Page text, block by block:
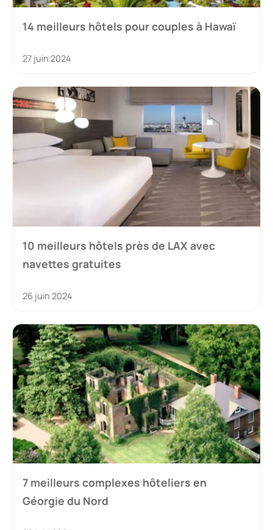
14 meilleurs hôtels pour couples à Hawaï
27 juin 2024
10 meilleurs hôtels près de LAX avec
navettes gratuites
26 juin 2024
7 meilleurs complexes hôteliers en
Géorgie du Nord